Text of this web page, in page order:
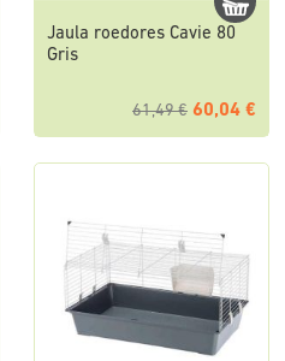
Jaula roedores Cavie 80
Gris
61,49 € 60,04 €